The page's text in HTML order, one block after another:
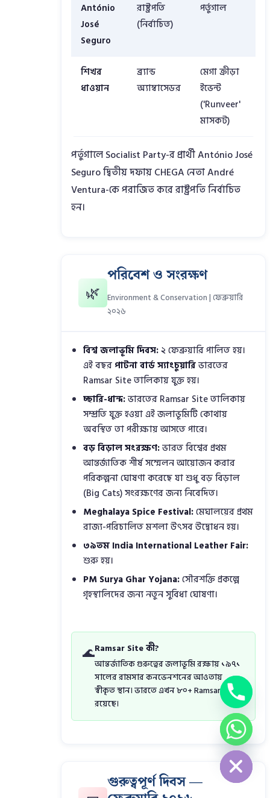
António
José
Seguro
রাষ্ট্রপতি
(নির্বাচিত)
পর্তুগাল
শিখর
ধাওয়ান
ব্র্যান্ড
অ্যাম্বাসেডর
মেগা ক্রীড়া
ইভেন্ট
('Runveer'
মাসকট)
পর্তুগালে Socialist Party-র প্রার্থী António José
Seguro দ্বিতীয় দফায় CHEGA নেতা André
Ventura-কে পরাজিত করে রাষ্ট্রপতি নির্বাচিত
হন।
🌿
পরিবেশ ও সংরক্ষণ
Environment & Conservation | ফেব্রুয়ারি
২০২৬
বিশ্ব জলাভূমি দিবস:২ ফেব্রুয়ারি পালিত হয়।
এই বছর পাটনা বার্ড স্যাংচুয়ারিভারতের
Ramsar Site তালিকায় যুক্ত হয়।
চ্ছারি-ধান্দ:ভারতের Ramsar Site তালিকায়
সম্প্রতি যুক্ত হওয়া এই জলাভূমিটি কোথায়
অবস্থিত তা পরীক্ষায় আসতে পারে।
বড় বিড়াল সংরক্ষণ:ভারত বিশ্বের প্রথম
আন্তর্জাতিক শীর্ষ সম্মেলন আয়োজন করার
পরিকল্পনা ঘোষণা করেছে যা শুধু বড় বিড়াল
(Big Cats) সংরক্ষণের জন্য নিবেদিত।
Meghalaya Spice Festival:মেঘালয়ের প্রথম
রাজ্য-পরিচালিত মশলা উৎসব উদ্বোধন হয়।
৩৯তম India International Leather Fair:
শুরু হয়।
PM Surya Ghar Yojana:সৌরশক্তি প্রকল্পে
গৃহস্থালিদের জন্য নতুন সুবিধা ঘোষণা।
🌊Ramsar Site কী?
আন্তর্জাতিক গুরুত্বের জলাভূমি রক্ষায় ১৯৭১
সালের রামসার কনভেনশনের আওতায়
স্বীকৃত স্থান। ভারতে এখন ৮০+ Ramsar Site
রয়েছে।
গুরুত্বপূর্ণ দিবস —
Hide
chaty